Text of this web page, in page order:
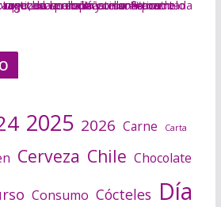
2025 2026 Carne Carta
Cerveza Chile Chocolate
Consumo Cócteles Día